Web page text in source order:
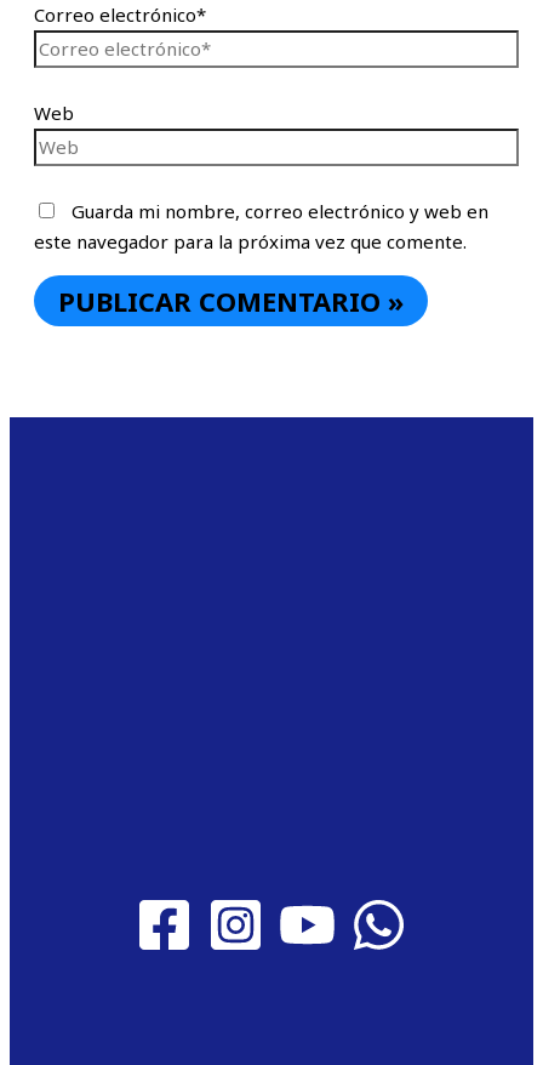
Correo electrónico*
Web
Guarda mi nombre, correo electrónico y web en
este navegador para la próxima vez que comente.